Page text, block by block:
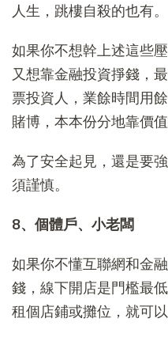
人生，跳樓自殺的也有。
如果你不想幹上述這些
又想靠金融投資掙錢，
票投資人，業餘時間用
賭博，本本份分地靠價
為了安全起見，還是要
須謹慎。
8、個體戶、小老闆
如果你不懂互聯網和金
錢，線下開店是門檻最
租個店鋪或攤位，就可以